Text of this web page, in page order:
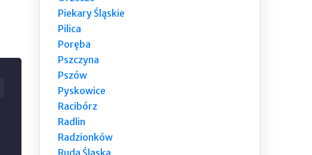
Piekary Śląskie
Pilica
Poręba
Pszczyna
Pszów
Pyskowice
Racibórz
Radlin
Radzionków
Ruda Śląska